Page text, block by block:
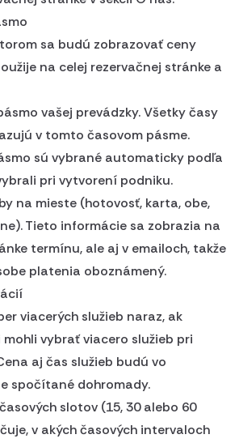
sa budú zobrazovať ceny
na celej rezervačnej stránke a
vašej prevádzky. Všetky časy
v tomto časovom pásme.
sú vybrané automaticky podľa
pri vytvorení podniku.
na mieste (hotovosť, karta, obe,
Tieto informácie sa zobrazia na
termínu, ale aj v emailoch, takže
platenia oboznámený.
viacerých služieb naraz, ak
vybrať viacero služieb pri
aj čas služieb budú vo
spočítané dohromady.
slotov (15, 30 alebo 60
v akých časových intervaloch